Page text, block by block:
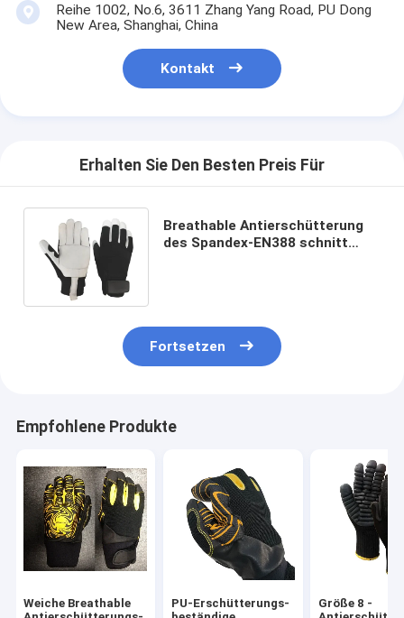
Reihe 1002, No.6, 3611 Zhang Yang Road, PU Dong
New Area, Shanghai, China
Kontakt
Erhalten Sie Den Besten Preis Für
Breathable Antierschütterung
des Spandex-EN388 schnitt
Fortsetzen
Empfohlene Produkte
Weiche Breathable
PU-Erschütterungs-
Größe 8 -